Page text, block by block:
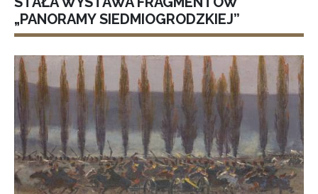
„PANORAMY SIEDMIOGRODZKIEJ”